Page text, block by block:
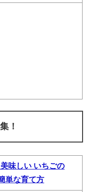
！
味しい いちごの
単な育て方